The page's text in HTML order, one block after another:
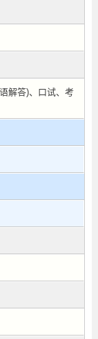
解答)、口试、考